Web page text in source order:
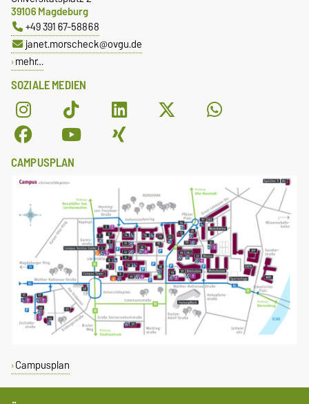
SOZIALE MEDIEN
39106 Magdeburg
+49 391 67-58868
janet.morscheck@ovgu.de
mehr…
CAMPUSPLAN
Campusplan